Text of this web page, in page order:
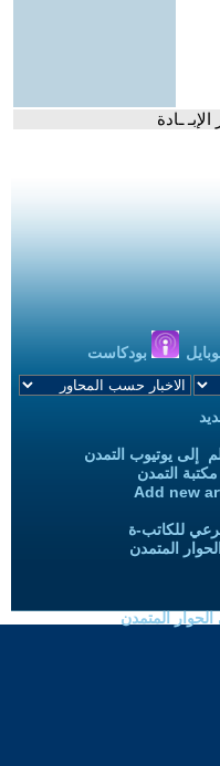
ـادة
بودكاست
إلى يوتيوب التمدن
التمدن
Add new
للكاتب-ة
المتمدن
المتمدن